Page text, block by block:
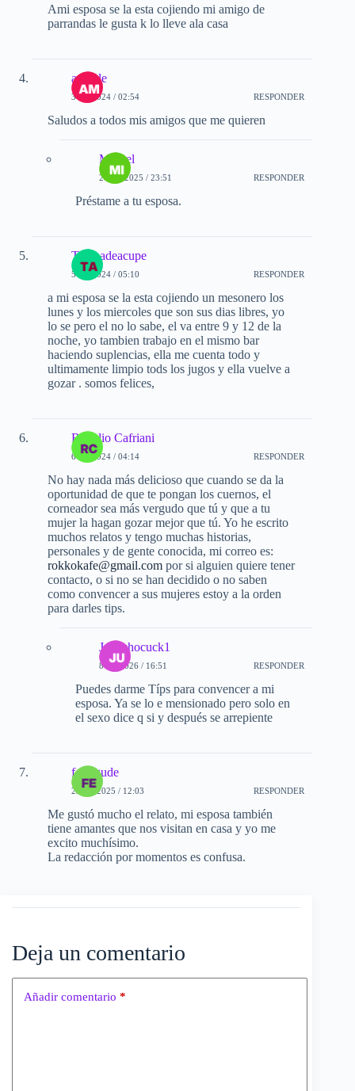
Ami esposa se la esta cojiendo mi amigo de
parrandas le gusta k lo lleve ala casa
amable
3-01-2024 / 02:54 RESPONDER
Saludos a todos mis amigos que me quieren
Miguel
26-12-2025 / 23:51 RESPONDER
Préstame a tu esposa.
Tampadeacupe
5-01-2024 / 05:10 RESPONDER
a mi esposa se la esta cojiendo un mesonero los
lunes y los miercoles que son sus dias libres, yo
lo se pero el no lo sabe, el va entre 9 y 12 de la
noche, yo tambien trabajo en el mismo bar
haciendo suplencias, ella me cuenta todo y
ultimamente limpio tods los jugos y ella vuelve a
gozar . somos felices,
Rogelio Cafriani
6-01-2024 / 04:14 RESPONDER
No hay nada más delicioso que cuando se da la
oportunidad de que te pongan los cuernos, el
corneador sea más vergudo que tú y que a tu
mujer la hagan gozar mejor que tú. Yo he escrito
muchos relatos y tengo muchas historias,
personales y de gente conocida, mi correo es:
rokkokafe@gmail.com por si alguien quiere tener
contacto, o si no se han decidido o no saben
como convencer a sus mujeres estoy a la orden
para darles tips.
Juanchocuck1
8-02-2026 / 16:51 RESPONDER
Puedes darme Típs para convencer a mi
esposa. Ya se lo e mensionado pero solo en
el sexo dice q si y después se arrepiente
fernigude
23-06-2025 / 12:03 RESPONDER
Me gustó mucho el relato, mi esposa también
tiene amantes que nos visitan en casa y yo me
excito muchísimo.
La redacción por momentos es confusa.
Deja un comentario
Añadir comentario *